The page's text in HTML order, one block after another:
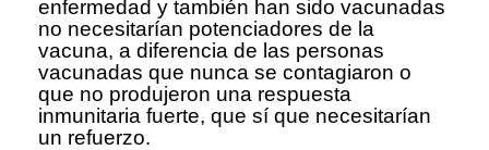
enfermedad y también han sido vacunadas
no necesitarían potenciadores de la
vacuna, a diferencia de las personas
vacunadas que nunca se contagiaron o
que no produjeron una respuesta
inmunitaria fuerte, que sí que necesitarían
un refuerzo.